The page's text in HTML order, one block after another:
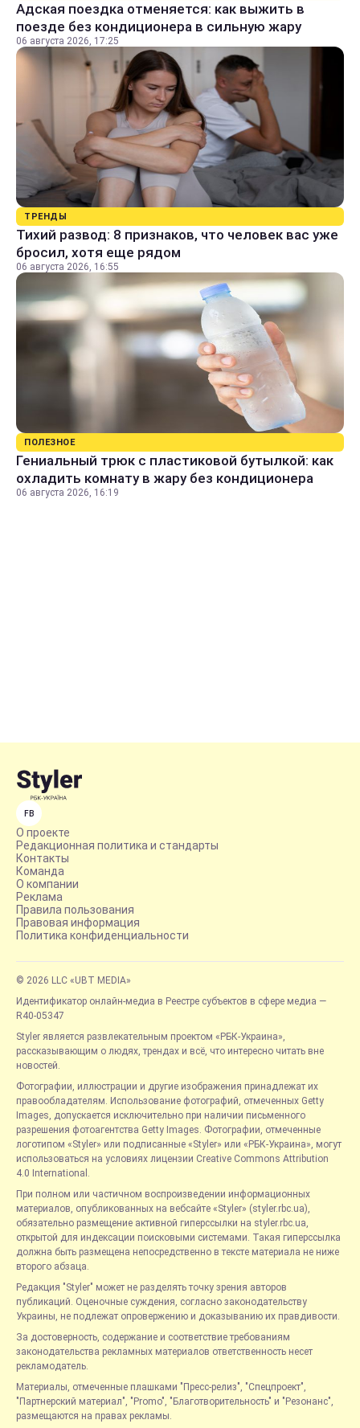
Адская поездка отменяется: как выжить в
поезде без кондиционера в сильную жару
06 августа 2026, 17:25
ТРЕНДЫ
Тихий развод: 8 признаков, что человек вас уже
бросил, хотя еще рядом
06 августа 2026, 16:55
ПОЛЕЗНОЕ
Гениальный трюк с пластиковой бутылкой: как
охладить комнату в жару без кондиционера
06 августа 2026, 16:19
FB
О проекте
Редакционная политика и стандарты
Контакты
Команда
О компании
Реклама
Правила пользования
Правовая информация
Политика конфиденциальности
© 2026 LLC «UBT MEDIA»
Идентификатор онлайн-медиа в Реестре субъектов в сфере медиа —
R40-05347
Styler является развлекательным проектом «РБК-Украина»,
рассказывающим о людях, трендах и всё, что интересно читать вне
новостей.
Фотографии, иллюстрации и другие изображения принадлежат их
правообладателям. Использование фотографий, отмеченных Getty
Images, допускается исключительно при наличии письменного
разрешения фотоагентства Getty Images. Фотографии, отмеченные
логотипом «Styler» или подписанные «Styler» или «РБК-Украина», могут
использоваться на условиях лицензии Creative Commons Attribution
4.0 International.
При полном или частичном воспроизведении информационных
материалов, опубликованных на вебсайте «Styler» (styler.rbc.ua),
обязательно размещение активной гиперссылки на styler.rbc.ua,
открытой для индексации поисковыми системами. Такая гиперссылка
должна быть размещена непосредственно в тексте материала не ниже
второго абзаца.
Редакция "Styler" может не разделять точку зрения авторов
публикаций. Оценочные суждения, согласно законодательству
Украины, не подлежат опровержению и доказыванию их правдивости.
За достоверность, содержание и соответствие требованиям
законодательства рекламных материалов ответственность несет
рекламодатель.
Материалы, отмеченные плашками "Пресс-релиз", "Спецпроект",
"Партнерский материал", "Promo", "Благотворительность" и "Резонанс",
размещаются на правах рекламы.